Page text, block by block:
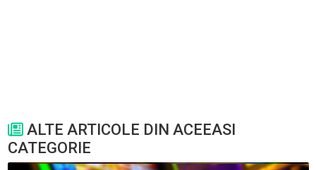
ALTE ARTICOLE DIN ACEEASI
CATEGORIE